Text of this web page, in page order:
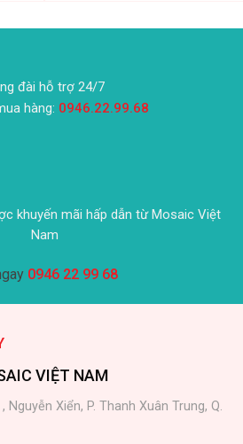
đài hỗ trợ 24/7
hàng: 0946.22.99.68
khuyến mãi hấp dẫn từ Mosaic Việt
Nam
0946 22 99 68
VIỆT NAM
Nguyễn Xiển, P. Thanh Xuân Trung, Q.